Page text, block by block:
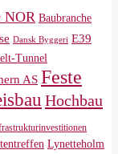
NOR Baubranche
Dansk Byggeri E39
Tunnel
AS Feste
Hochbau
Lynetteholm